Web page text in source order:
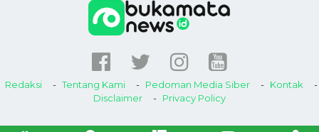
Redaksi Tentang Kami Pedoman Media Siber
Kontak
Disclaimer
Privacy Policy